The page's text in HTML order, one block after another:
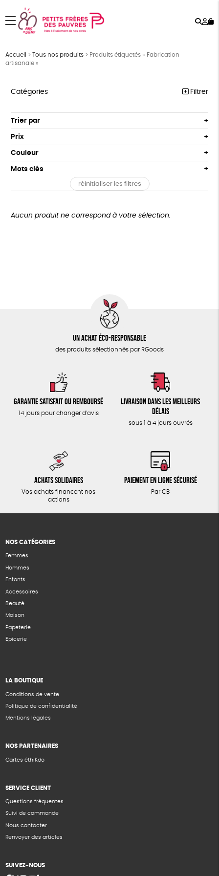
menu
Accueil >Tous nos produits > Produits étiquetés « Fabrication
artisanale »
Catégories Filtrer
PÂQUES
FEMMES
HOMMES
ENFANTS
ACCESSOIRES
Trier par
Par défaut
Popularité
Prix : du - cher au + cher
Prix : du + cher au - cher
Prix
Tous
0 € - 50 €
Plus de 200€
Couleur
Blanc Pur
vert
vert amande violet
Mots clés
Agriculture Biologique Fairtrade Vegan
réinitialiser les filtres
Aucun produit ne correspond à votre sélection.
Un achat éco-responsable
des produits sélectionnés par RGoods
Garantie satisfait ou remboursé
14 jours pour changer d'avis
Livraison dans les meilleurs
délais
sous 1 à 4 jours ouvrés
Achats solidaires
Vos achats financent nos
actions
Paiement en ligne sécurisé
Par CB
NOS CATÉGORIES
Femmes
Hommes
Enfants
Accessoires
Beauté
Maison
Papeterie
Epicerie
LA BOUTIQUE
Conditions de vente
Politique de confidentialité
Mentions légales
NOS PARTENAIRES
Cartes éthiKdo
SERVICE CLIENT
Questions fréquentes
Suivi de commande
Nous contacter
Renvoyer des articles
SUIVEZ-NOUS